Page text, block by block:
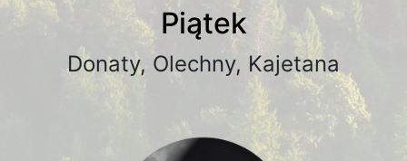
Piątek
Donaty, Olechny, Kajetana